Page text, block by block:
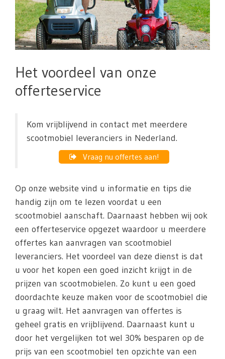
Het voordeel van onze
offerteservice
Kom vrijblijvend in contact met meerdere
scootmobiel leveranciers in Nederland.
Vraag nu offertes aan!
Op onze website vind u informatie en tips die
handig zijn om te lezen voordat u een
scootmobiel aanschaft. Daarnaast hebben wij ook
een offerteservice opgezet waardoor u meerdere
offertes kan aanvragen van scootmobiel
leveranciers. Het voordeel van deze dienst is dat
u voor het kopen een goed inzicht krijgt in de
prijzen van scootmobielen. Zo kunt u een goed
doordachte keuze maken voor de scootmobiel die
u graag wilt. Het aanvragen van offertes is
geheel gratis en vrijblijvend. Daarnaast kunt u
door het vergelijken tot wel 30% besparen op de
prijs van een scootmobiel ten opzichte van een